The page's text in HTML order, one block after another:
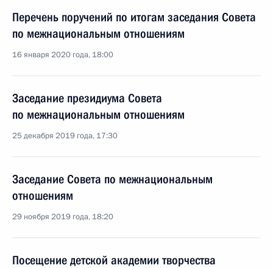
Перечень поручений по итогам заседания Совета
по межнациональным отношениям
16 января 2020 года, 18:00
Заседание президиума Совета
по межнациональным отношениям
25 декабря 2019 года, 17:30
Заседание Совета по межнациональным
отношениям
29 ноября 2019 года, 18:20
Посещение детской академии творчества